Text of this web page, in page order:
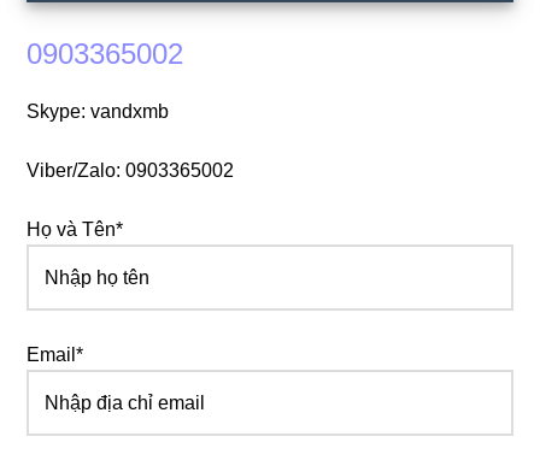
0903365002
Skype: vandxmb
Viber/Zalo: 0903365002
Họ và Tên*
Email*